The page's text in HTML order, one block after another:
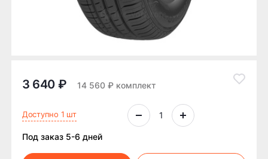
3 640 ₽ 14 560 ₽ комплект
Доступно 1 шт
Под заказ 5-6 дней